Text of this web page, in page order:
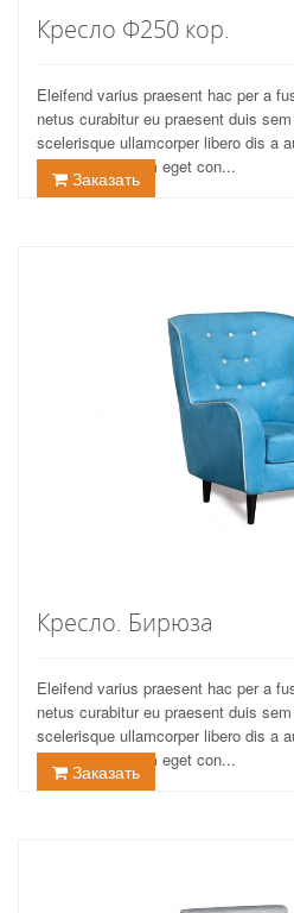
Кресло Ф250 кор.
Eleifend varius praesent hac per a
netus curabitur eu praesent duis
scelerisque ullamcorper libero dis a
vestibulum ipsum eget con...
Заказать
Кресло. Бирюза
Eleifend varius praesent hac per a
netus curabitur eu praesent duis
scelerisque ullamcorper libero dis a
vestibulum ipsum eget con...
Заказать